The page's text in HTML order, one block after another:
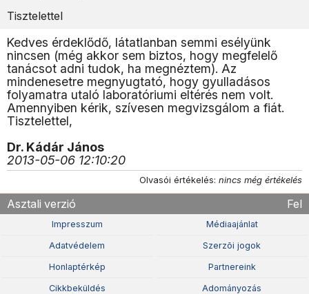
Tisztelettel
Kedves érdeklődő, látatlanban semmi esélyünk
nincsen (még akkor sem biztos, hogy megfelelő
tanácsot adni tudok, ha megnéztem). Az
mindenesetre megnyugtató, hogy gyulladásos
folyamatra utaló laboratóriumi eltérés nem volt.
Amennyiben kérik, szívesen megvizsgálom a fiát.
Tisztelettel,
Dr. Kádár János
2013-05-06 12:10:20
Olvasói értékelés: nincs még értékelés
Asztali verzió Fel
Impresszum Médiaajánlat
Adatvédelem Szerzõi jogok
Honlaptérkép Partnereink
Cikkbeküldés Adományozás